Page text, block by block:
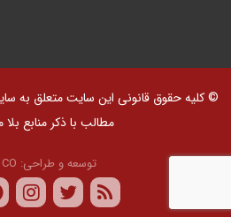
© کلیه حقوق قانونی این سایت متعلق به
مطالب با ذکر منابع
توسعه و طراحی: